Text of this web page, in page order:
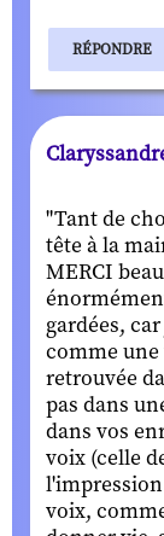
RÉPONDRE
"Tant de
tête à la
MERCI
gardées,
comme une
retrouvée
pas dans
dans vos
voix (celle
voix,